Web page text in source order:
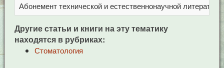
Абонемент технической и естественнонаучной литерат
Другие статьи и книги на эту тематику
находятся в рубриках:
Стоматология